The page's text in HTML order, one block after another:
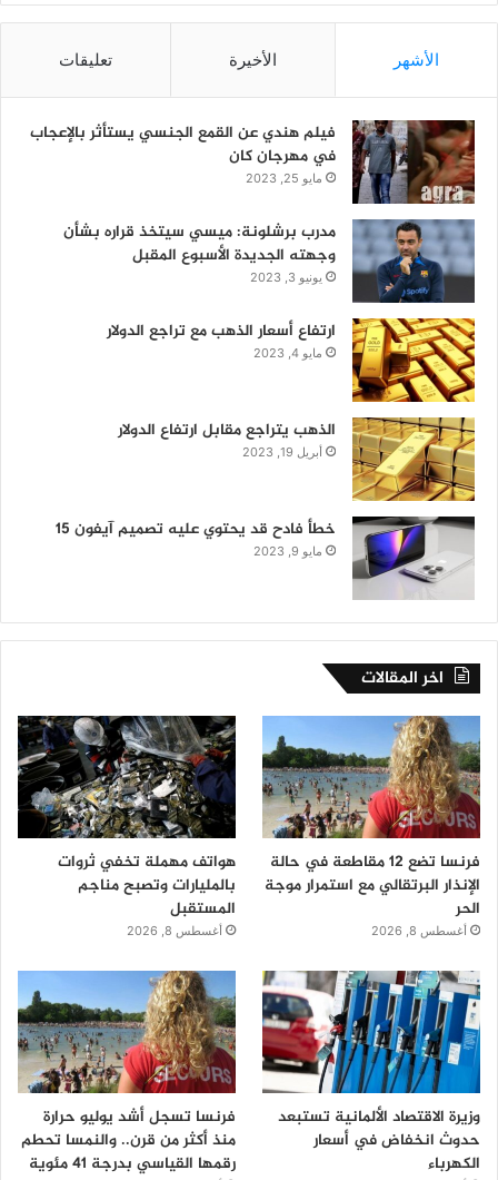
الأشهر الأخيرة تعليقات
فيلم هندي عن القمع الجنسي يستأثر بالإعجاب
في مهرجان كان
مايو 25, 2023
مدرب برشلونة: ميسي سيتخذ قراره بشأن
وجهته الجديدة الأسبوع المقبل
يونيو 3, 2023
ارتفاع أسعار الذهب مع تراجع الدولار
مايو 4, 2023
الذهب يتراجع مقابل ارتفاع الدولار
أبريل 19, 2023
خطأ فادح قد يحتوي عليه تصميم آيفون 15
مايو 9, 2023
اخر المقالات
فرنسا تضع 12 مقاطعة في حالة
الإنذار البرتقالي مع استمرار موجة
الحر
أغسطس 8, 2026
هواتف مهملة تخفي ثروات
بالمليارات وتصبح مناجم
المستقبل
أغسطس 8, 2026
وزيرة الاقتصاد الألمانية تستبعد
حدوث انخفاض في أسعار
الكهرباء
فرنسا تسجل أشد يوليو حرارة
منذ أكثر من قرن.. والنمسا تحطم
رقمها القياسي بدرجة 41 مئوية